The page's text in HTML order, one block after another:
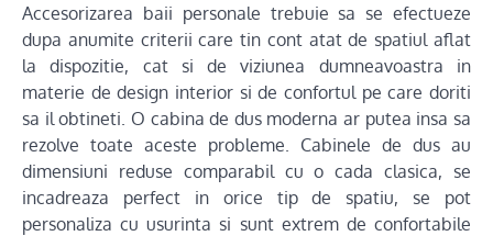
Accesorizarea baii personale trebuie sa se efectueze
dupa anumite criterii care tin cont atat de spatiul aflat
la dispozitie, cat si de viziunea dumneavoastra in
materie de design interior si de confortul pe care doriti
sa il obtineti. O cabina de dus moderna ar putea insa sa
rezolve toate aceste probleme. Cabinele de dus au
dimensiuni reduse comparabil cu o cada clasica, se
incadreaza perfect in orice tip de spatiu, se pot
personaliza cu usurinta si sunt extrem de confortabile